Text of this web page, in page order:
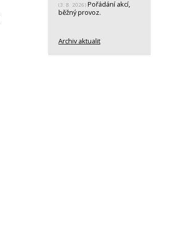
(3. 8. 2026) Pořádání akcí,
běžný provoz.
Archiv aktualit